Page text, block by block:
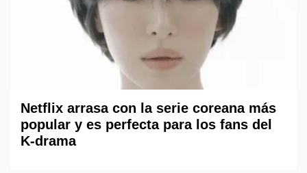
Netflix arrasa con la serie coreana más
popular y es perfecta para los fans del
K-drama